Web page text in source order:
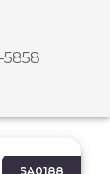
5858
SA0188